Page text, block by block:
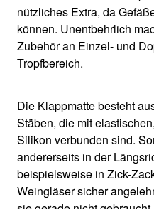
nützliches Extra, da
können. Unentbehrlich
Zubehör an Einzel- und
Tropfbereich.
Die Klappmatte besteht
Stäben, die mit
Silikon verbunden sind.
andererseits in der
beispielsweise in Zick-
Weingläser sicher